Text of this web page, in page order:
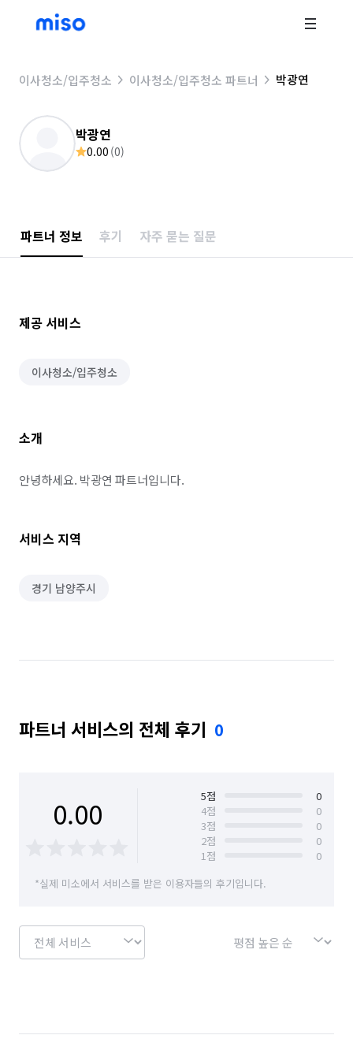
이사청소/입주청소 이사청소/입주청소 파트너 박광연
박광연
0.00 (0)
파트너 정보 후기 자주 묻는 질문
제공 서비스
이사청소/입주청소
소개
안녕하세요. 박광연 파트너입니다.
서비스 지역
경기 남양주시
파트너 서비스의 전체 후기 0
0.00 5점
0
4점
0
3점
0
2점
0
1점
0
*실제 미소에서 서비스를 받은 이용자들의 후기입니다.